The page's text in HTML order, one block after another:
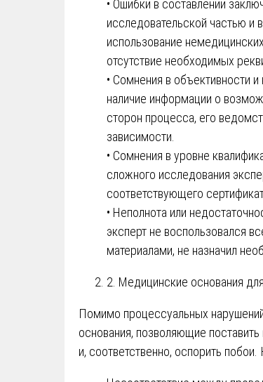
• Ошибки в составлении
исследовательской частью и
использование
отсутствие необходимых
• Сомнения в объективности
наличие информации о
сторон процесса, его
зависимости.
• Сомнения в уровне
сложного исследования
соответствующего
• Неполнота или
эксперт не воспользовался
материалами, не назначил
2. Медицинские основания
Помимо процессуальных
основания, позволяющие
и, соответственно, оспорить побои.